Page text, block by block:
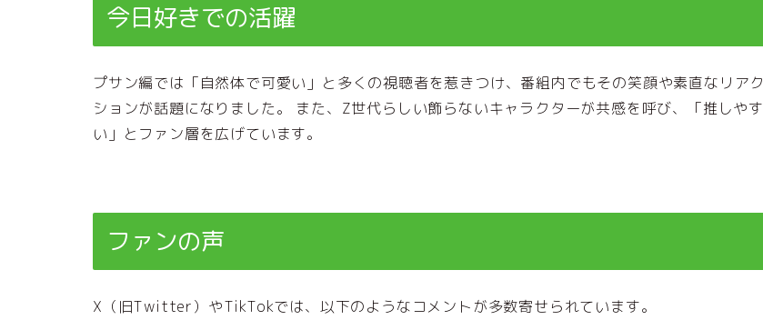
今日好きでの活躍
プサン編では「自然体で可愛い」と多くの視聴者を惹きつけ、番組内でもその笑顔や素直なリアク
ションが話題になりました。 また、Z世代らしい飾らないキャラクターが共感を呼び、「推しやす
い」とファン層を広げています。
ファンの声
X（旧Twitter）やTikTokでは、以下のようなコメントが多数寄せられています。